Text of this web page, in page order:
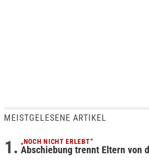
MEISTGELESENE ARTIKEL
„NOCH NICHT ERLEBT“
Abschiebung trennt Eltern von